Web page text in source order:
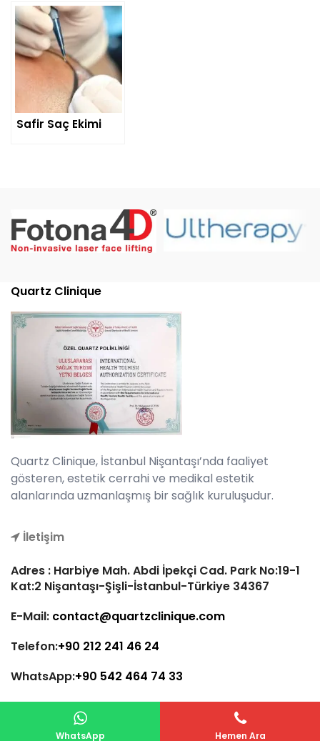
Safir Saç Ekimi
Quartz Clinique
Quartz Clinique, İstanbul Nişantaşı’nda faaliyet
gösteren, estetik cerrahi ve medikal estetik
alanlarında uzmanlaşmış bir sağlık kuruluşudur.
İletişim
Adres : Harbiye Mah. Abdi İpekçi Cad. Park No:19-1
Kat:2 Nişantaşı-Şişli-İstanbul-Türkiye 34367
E-Mail: contact@quartzclinique.com
Telefon:+90 212 241 46 24
WhatsApp:+90 542 464 74 33
Quartz Clinique 2024 © Tüm Hakları Saklıdır. Arvas
WhatsApp Hemen Ara